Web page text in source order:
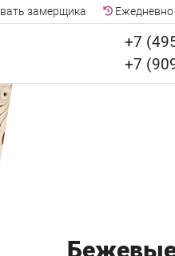
замерщика Ежедневно
+7
+7